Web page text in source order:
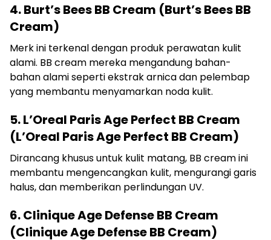
4. Burt’s Bees BB Cream (Burt’s Bees BB
Cream)
Merk ini terkenal dengan produk perawatan kulit
alami. BB cream mereka mengandung bahan-
bahan alami seperti ekstrak arnica dan pelembap
yang membantu menyamarkan noda kulit.
5. L’Oreal Paris Age Perfect BB Cream
(L’Oreal Paris Age Perfect BB Cream)
Dirancang khusus untuk kulit matang, BB cream ini
membantu mengencangkan kulit, mengurangi garis
halus, dan memberikan perlindungan UV.
6. Clinique Age Defense BB Cream
(Clinique Age Defense BB Cream)